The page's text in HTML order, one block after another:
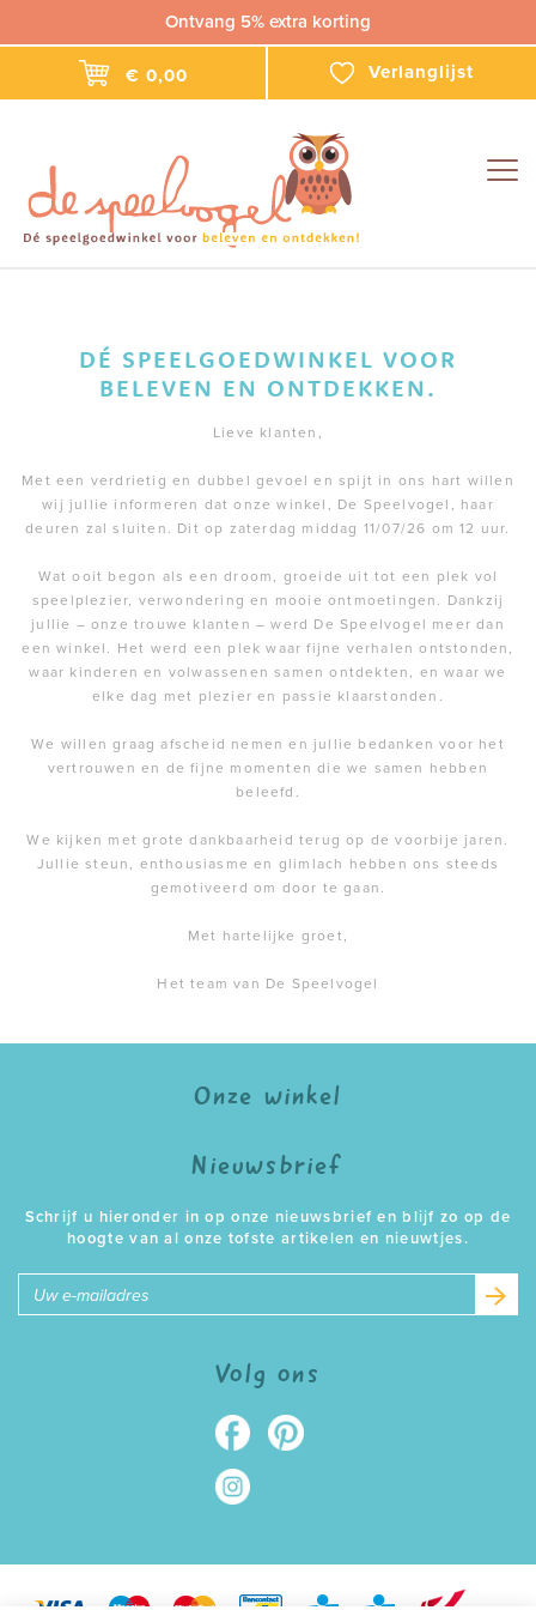
Ontvang 5% extra korting
€ 0,00 Verlanglijst
DÉ SPEELGOEDWINKEL VOOR
BELEVEN EN ONTDEKKEN.
Lieve klanten,
Met een verdrietig en dubbel gevoel en spijt in ons hart willen
wij jullie informeren dat onze winkel, De Speelvogel, haar
deuren zal sluiten. Dit op zaterdag middag 11/07/26 om 12 uur.
Wat ooit begon als een droom, groeide uit tot een plek vol
speelplezier, verwondering en mooie ontmoetingen. Dankzij
jullie – onze trouwe klanten – werd De Speelvogel meer dan
een winkel. Het werd een plek waar fijne verhalen ontstonden,
waar kinderen en volwassenen samen ontdekten, en waar we
elke dag met plezier en passie klaarstonden.
We willen graag afscheid nemen en jullie bedanken voor het
vertrouwen en de fijne momenten die we samen hebben
beleefd.
We kijken met grote dankbaarheid terug op de voorbije jaren.
Jullie steun, enthousiasme en glimlach hebben ons steeds
gemotiveerd om door te gaan.
Met hartelijke groet,
Het team van De Speelvogel
Onze winkel
Nieuwsbrief
Schrijf u hieronder in op onze nieuwsbrief en blijf zo op de
hoogte van al onze tofste artikelen en nieuwtjes.
Volg ons